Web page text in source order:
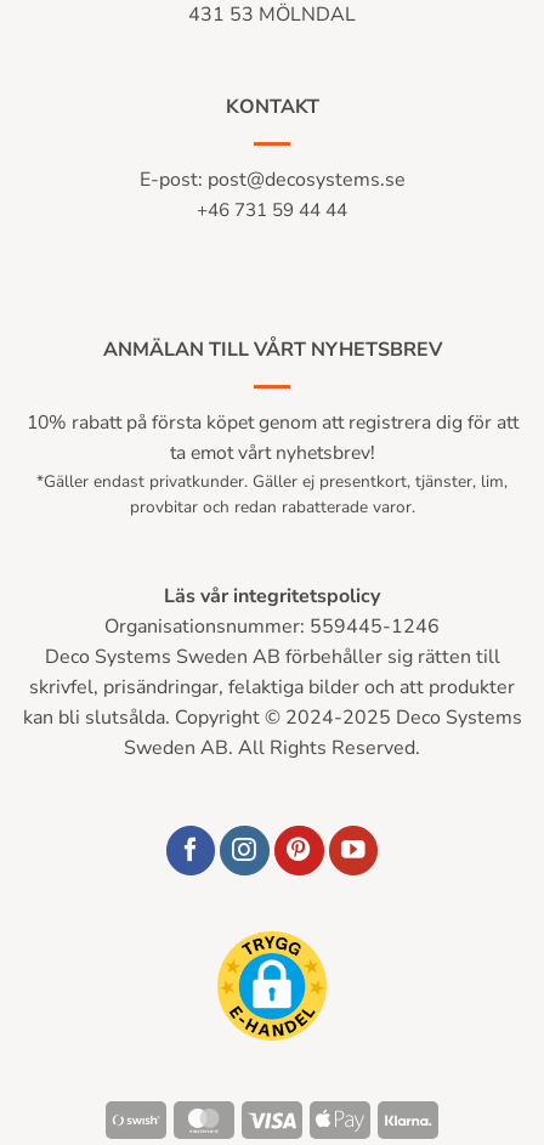
431 53 MÖLNDAL
KONTAKT
E-post: post@decosystems.se
+46 731 59 44 44
ANMÄLAN TILL VÅRT NYHETSBREV
10% rabatt på första köpet genom att registrera dig för att
ta emot vårt nyhetsbrev!
*Gäller endast privatkunder. Gäller ej presentkort, tjänster, lim,
provbitar och redan rabatterade varor.
Läs vår integritetspolicy
Organisationsnummer: 559445-1246
Deco Systems Sweden AB förbehåller sig rätten till
skrivfel, prisändringar, felaktiga bilder och att produkter
kan bli slutsålda. Copyright © 2024-2025 Deco Systems
Sweden AB. All Rights Reserved.
Swish
MasterCardVisa
Apple